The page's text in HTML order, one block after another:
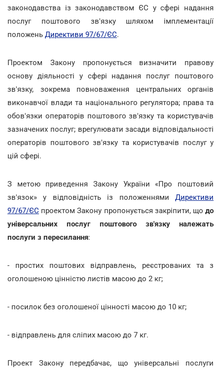
законодавства із законодавством ЄС у сфері надання
послуг поштового зв'язку шляхом імплементації
положень Директиви 97/67/ЄС.
Проектом Закону пропонується визначити правову
основу діяльності у сфері надання послуг поштового
зв'язку, зокрема повноваження центральних органів
виконавчої влади та національного регулятора; права та
обов'язки операторів поштового зв'язку та користувачів
зазначених послуг; врегулювати засади відповідальності
операторів поштового зв'язку та користувачів послуг у
цій сфері.
З метою приведення Закону України «Про поштовий
зв'язок» у відповідність із положеннями Директиви
97/67/ЄС проектом Закону пропонується закріпити, що до
універсальних послуг поштового зв'язку належать
послуги з пересилання:
- простих поштових відправлень, реєстрованих та з
оголошеною цінністю листів масою до 2 кг;
- посилок без оголошеної цінності масою до 10 кг;
- відправлень для сліпих масою до 7 кг.
Проект Закону передбачає, що універсальні послуги